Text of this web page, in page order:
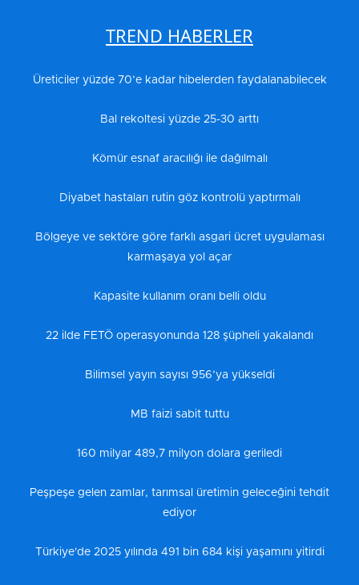
TREND HABERLER
Üreticiler yüzde 70’e kadar hibelerden faydalanabilecek
Bal rekoltesi yüzde 25-30 arttı
Kömür esnaf aracılığı ile dağılmalı
Diyabet hastaları rutin göz kontrolü yaptırmalı
Bölgeye ve sektöre göre farklı asgari ücret uygulaması
karmaşaya yol açar
Kapasite kullanım oranı belli oldu
22 ilde FETÖ operasyonunda 128 şüpheli yakalandı
Bilimsel yayın sayısı 956’ya yükseldi
MB faizi sabit tuttu
160 milyar 489,7 milyon dolara geriledi
Peşpeşe gelen zamlar, tarımsal üretimin geleceğini tehdit
ediyor
Türkiye'de 2025 yılında 491 bin 684 kişi yaşamını yitirdi